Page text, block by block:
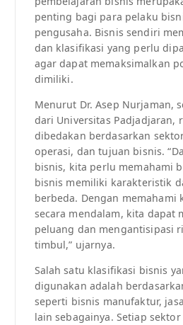
penting bagi para pelaku
pengusaha. Bisnis sendiri
dan klasifikasi yang perlu
agar dapat memaksimalkan
dimiliki.
Menurut Dr. Asep Nurjaman,
dari Universitas Padjadjaran,
dibedakan berdasarkan
operasi, dan tujuan bisnis.
bisnis, kita perlu memahami
bisnis memiliki karakteristik
berbeda. Dengan memahami
secara mendalam, kita dapat
peluang dan mengantisipasi
timbul,” ujarnya.
Salah satu klasifikasi bisnis
digunakan adalah
seperti bisnis manufaktur,
lain sebagainya. Setiap